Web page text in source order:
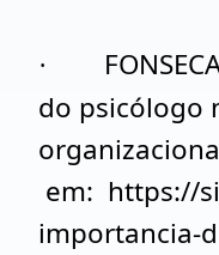
·
do psicólogo
em: https://
importancia-